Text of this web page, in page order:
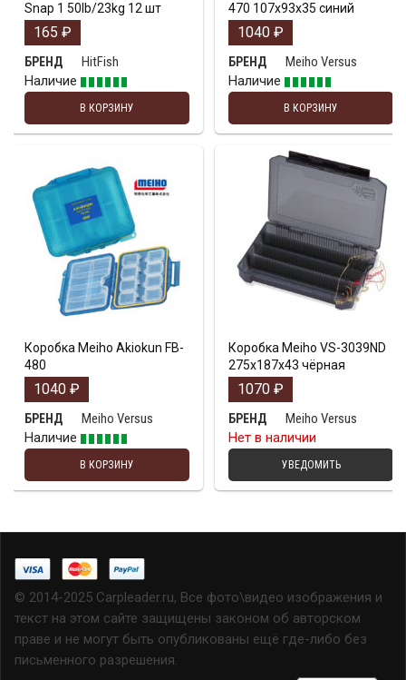
Snap 1 50lb/23kg 12 шт
165 ₽
БРЕНД
HitFish
Наличие
В КОРЗИНУ
470 107x93x35 синий
1040 ₽
БРЕНД
Meiho Versus
Наличие
В КОРЗИНУ
Коробка Meiho Akiokun FB-
480
1040 ₽
БРЕНД
Meiho Versus
Наличие
В КОРЗИНУ
Коробка Meiho VS-3039ND
275х187х43 чёрная
1070 ₽
БРЕНД
Meiho Versus
Нет в наличии
УВЕДОМИТЬ
© 2014-2025 Carpleader.ru, Все фото\видео изображения и
текст на этом сайте защищены законом об авторском
праве и не могут быть опубликованы ещё где-либо без
письменного разрешения.